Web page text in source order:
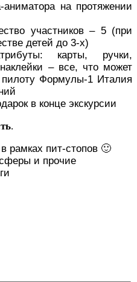
аниматора на протяжении
участников – 5 (при
детей до 3-х)
карты, ручки,
– все, что может
Формулы-1 Италия
в конце экскурсии
.
рамках пит-стопов 🙂
и прочие